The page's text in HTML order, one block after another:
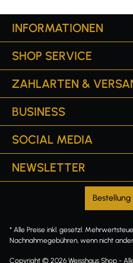
INFORMATIONEN
SHOP SERVICE
ZAHLARTEN &
BUSINESS
SOCIAL MEDIA
NEWSLETTER
* Alle Preise inkl. gesetzl.
Nachnahmegebühren, wenn nicht
Copyright © 2026 Weisshaus Shop -